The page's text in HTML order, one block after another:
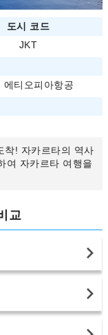
도시 코드
JKT
에티오피아항공
착! 자카르타의 역사
여 자카르타 여행을
교